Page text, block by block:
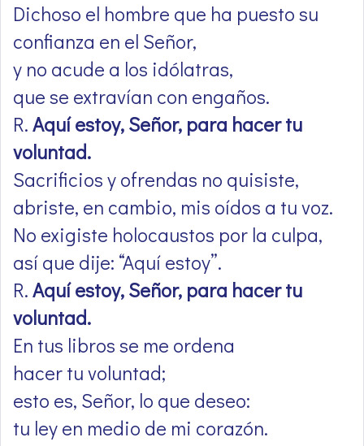
Dichoso el hombre que ha puesto su
confianza en el Señor,
y no acude a los idólatras,
que se extravían con engaños.
R.Aquí estoy, Señor, para hacer tu
voluntad.
Sacrificios y ofrendas no quisiste,
abriste, en cambio, mis oídos a tu voz.
No exigiste holocaustos por la culpa,
así que dije: “Aquí estoy”.
R.Aquí estoy, Señor, para hacer tu
voluntad.
En tus libros se me ordena
hacer tu voluntad;
esto es, Señor, lo que deseo:
tu ley en medio de mi corazón.